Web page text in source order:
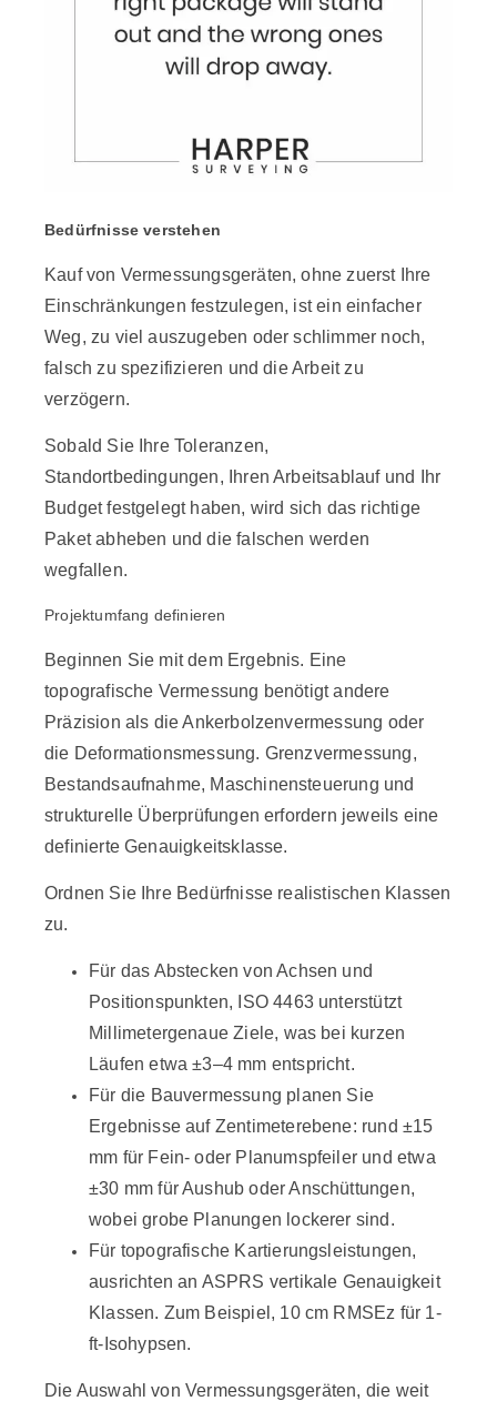
Bedürfnisse verstehen
Kauf von Vermessungsgeräten, ohne zuerst Ihre
Einschränkungen festzulegen, ist ein einfacher
Weg, zu viel auszugeben oder schlimmer noch,
falsch zu spezifizieren und die Arbeit zu
verzögern.
Sobald Sie Ihre Toleranzen,
Standortbedingungen, Ihren Arbeitsablauf und Ihr
Budget festgelegt haben, wird sich das richtige
Paket abheben und die falschen werden
wegfallen.
Projektumfang definieren
Beginnen Sie mit dem Ergebnis. Eine
topografische Vermessung benötigt andere
Präzision als die Ankerbolzenvermessung oder
die Deformationsmessung. Grenzvermessung,
Bestandsaufnahme, Maschinensteuerung und
strukturelle Überprüfungen erfordern jeweils eine
definierte Genauigkeitsklasse.
Ordnen Sie Ihre Bedürfnisse realistischen Klassen
zu.
Für das Abstecken von Achsen und
Positionspunkten,
ISO 4463 unterstützt
Millimetergenaue Ziele, was bei kurzen
Läufen etwa ±3–4 mm entspricht.
Für die Bauvermessung planen Sie
Ergebnisse auf Zentimeterebene: rund ±15
mm für Fein- oder Planumspfeiler und etwa
±30 mm für Aushub oder Anschüttungen,
wobei grobe Planungen lockerer sind.
Für topografische Kartierungsleistungen,
ausrichten an ASPRS vertikale Genauigkeit
Klassen. Zum Beispiel, 10 cm RMSEz für 1-
ft-Isohypsen.
Die Auswahl von Vermessungsgeräten, die weit